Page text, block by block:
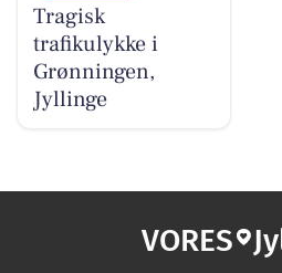
Tragisk
trafikulykke i
Grønningen,
Jyllinge
VORES